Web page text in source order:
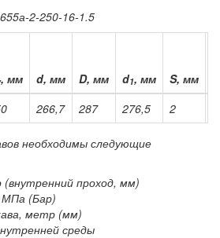
, мм d, мм D, мм d1, мм S, мм
266,7 287 276,5 2
необходимы следующие
проход, мм)
МПа (Бар)
метр (мм)
среды